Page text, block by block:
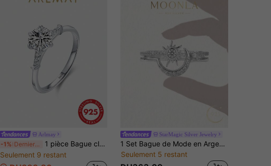
Arlmay
-1% Derniers 2 jours
1 pièce Bague classique en argent sterling 925 de luxe à 6 griffes avec zircone, bijou exquis pour les femmes, engagement
Seulement 9 restant
StarMagic Silver Jewelry
1 Set Bague de Mode en Argent Sterling 925 Éternel Soleil Lune Éclat, Convient pour le Port Quotidien des Femmes, Fête d'Anniversaire, Célébration d'Anniversaire, Cadeau de la Saint-Valentin
Seulement 5 restant